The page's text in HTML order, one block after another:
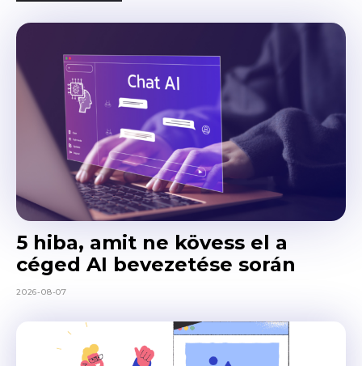
5 hiba, amit ne kövess el a
céged AI bevezetése során
2026-08-07